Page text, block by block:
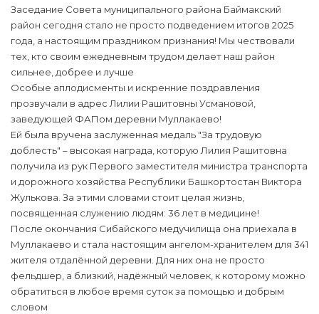
Заседание Совета муниципального района Баймакский
район сегодня стало не просто подведением итогов 2025
года, а настоящим праздником признания! Мы чествовали
тех, кто своим ежедневным трудом делает наш район
сильнее, добрее и лучше
Особые аплодисменты и искренние поздравления
прозвучали в адрес Лилии Рашитовны Усмановой,
заведующей ФАПом деревни Муллакаево!
Ей была вручена заслуженная медаль "За трудовую
доблесть" – высокая награда, которую Лилия Рашитовна
получила из рук Первого заместителя министра транспорта
и дорожного хозяйства Республики Башкортостан Виктора
Жулькова. За этими словами стоит целая жизнь,
посвященная служению людям: 36 лет в медицине!
После окончания Сибайского медучилища она приехала в
Муллакаево и стала настоящим ангелом-хранителем для 341
жителя отдалённой деревни. Для них она не просто
фельдшер, а близкий, надёжный человек, к которому можно
обратиться в любое время суток за помощью и добрым
словом